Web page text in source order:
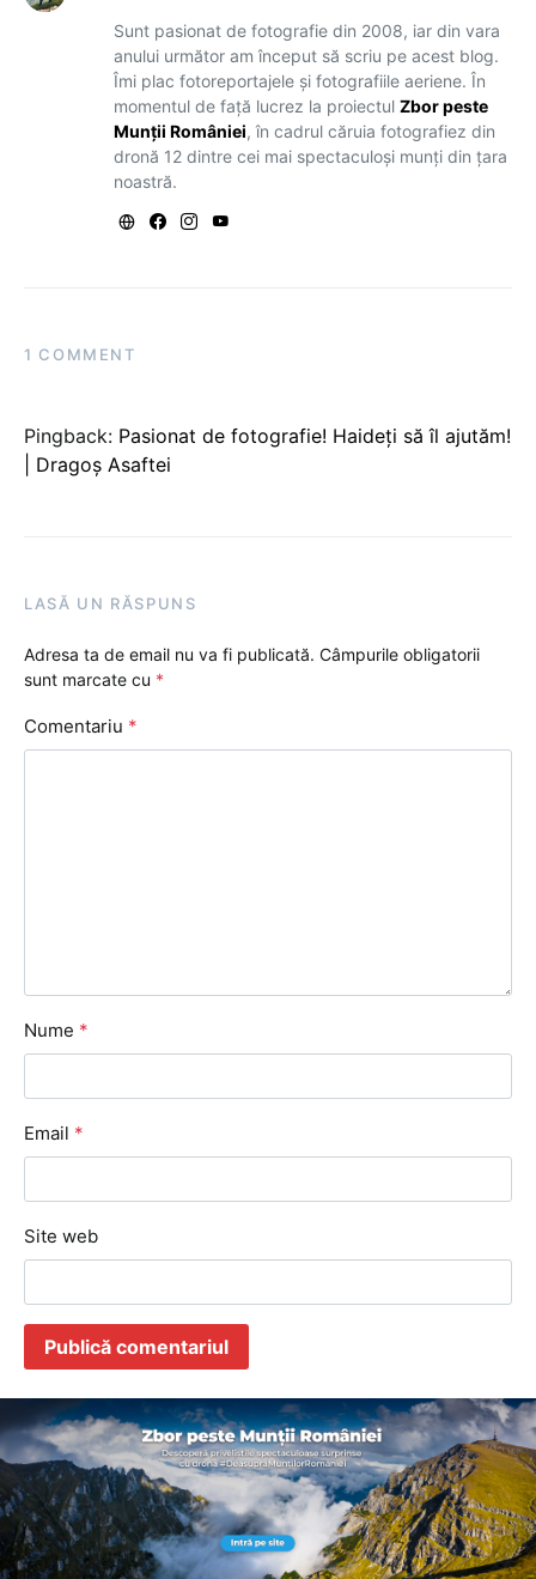
Sunt pasionat de fotografie din 2008, iar din vara
anului următor am început să scriu pe acest blog.
Îmi plac fotoreportajele și fotografiile aeriene. În
momentul de față lucrez la proiectul Zbor peste
Munții României, în cadrul căruia fotografiez din
dronă 12 dintre cei mai spectaculoși munți din țara
noastră.
1 COMMENT
Pingback: Pasionat de fotografie! Haideți să îl ajutăm!
| Dragoș Asaftei
LASĂ UN RĂSPUNS
Adresa ta de email nu va fi publicată. Câmpurile obligatorii
sunt marcate cu *
Comentariu *
Nume *
Email *
Site web